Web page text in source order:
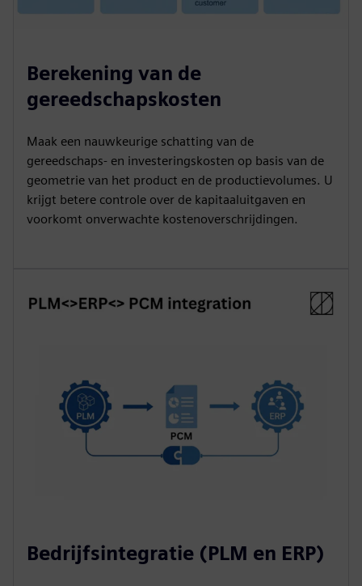
Berekening van de
gereedschapskosten
Maak een nauwkeurige schatting van de
gereedschaps- en investeringskosten op basis van de
geometrie van het product en de productievolumes. U
krijgt betere controle over de kapitaaluitgaven en
voorkomt onverwachte kostenoverschrijdingen.
Bedrijfsintegratie (PLM en ERP)